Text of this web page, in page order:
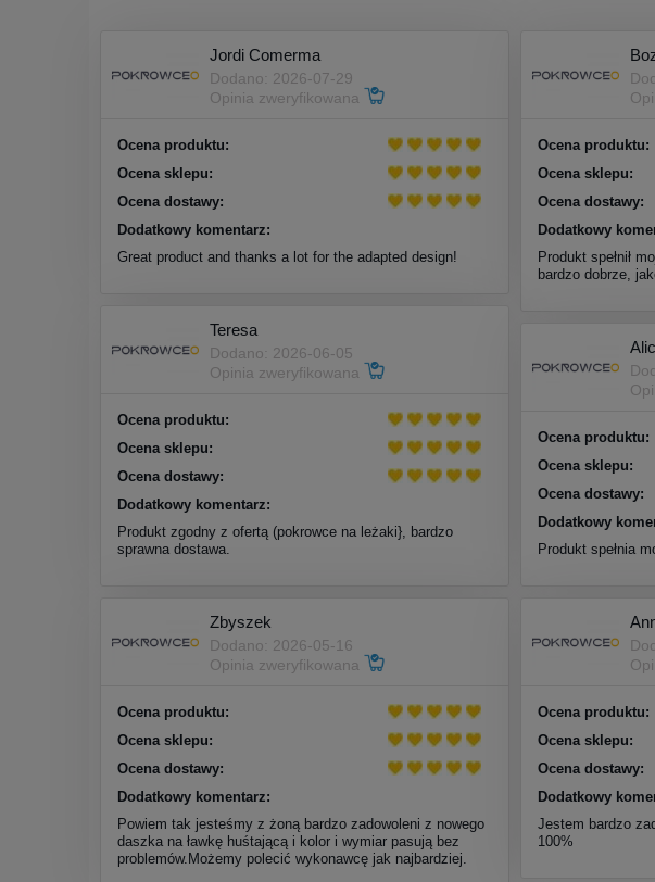
Jordi Comerma
Dodano: 2026-07-29
Opinia zweryfikowana
Ocena produktu:
Ocena sklepu:
Ocena dostawy:
Dodatkowy komentarz:
Great product and thanks a lot for the adapted design!
Ocena produktu:
Ocena sklepu:
Ocena dostawy:
Dodatkowy
Produkt spełnił
bardzo dobrze,
Teresa
Dodano: 2026-06-05
Opinia zweryfikowana
Ocena produktu:
Ocena sklepu:
Ocena dostawy:
Dodatkowy komentarz:
Produkt zgodny z ofertą (pokrowce na leżaki}, bardzo
sprawna dostawa.
Ocena produktu:
Ocena sklepu:
Ocena dostawy:
Dodatkowy
Produkt spełnia
Zbyszek
Dodano: 2026-05-16
Opinia zweryfikowana
Ocena produktu:
Ocena sklepu:
Ocena dostawy:
Dodatkowy komentarz:
Powiem tak jesteśmy z żoną bardzo zadowoleni z nowego
daszka na ławkę huśtającą i kolor i wymiar pasują bez
problemów.Możemy polecić wykonawcę jak najbardziej.
Ocena produktu:
Ocena sklepu:
Ocena dostawy:
Dodatkowy
Jestem bardzo
100%